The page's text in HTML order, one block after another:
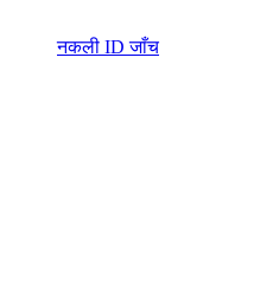
नकली ID जाँच